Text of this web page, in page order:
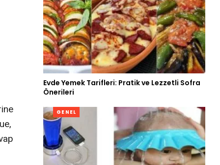
Evde Yemek Tarifleri: Pratik ve Lezzetli Sofra
Önerileri
GENEL